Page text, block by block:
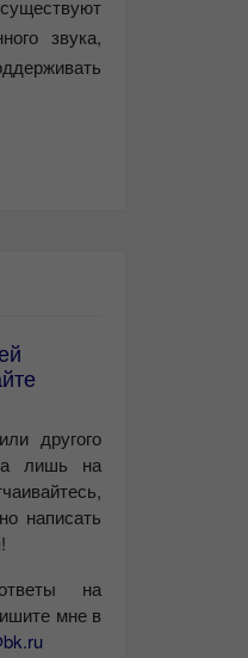
звука,
другого
лишь на
написать
на
мне в